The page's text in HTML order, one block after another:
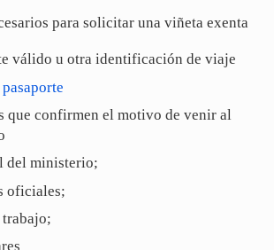
para solicitar una viñeta exenta
válido u otra identificación de viaje
que confirmen el motivo de venir al
del ministerio;
oficiales;